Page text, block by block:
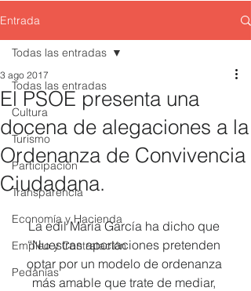
Entrada
Todas las entradas
Cultura
Turismo
Participación
Transparencia
Economía y Hacienda
Empleo y Contratación
Pedanías
Todas las entradas
El PSOE presenta una
docena de alegaciones a la
Ordenanza de Convivencia
Ciudadana.
3 ago 2017
La edil María García ha dicho que
“Nuestras aportaciones pretenden
optar por un modelo de ordenanza
más amable que trate de mediar,